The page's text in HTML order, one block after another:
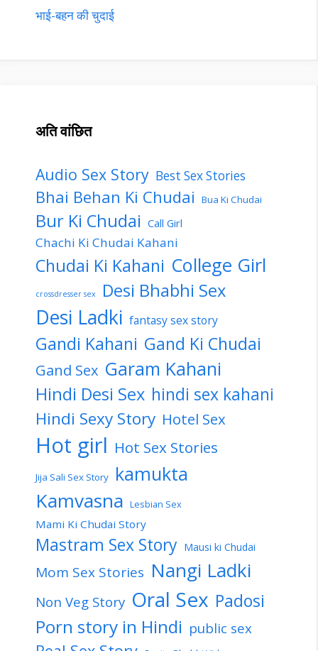
भाई-बहन की चुदाई
अति वांछित
Audio Sex Story Best Sex Stories
Bhai Behan Ki Chudai Bua Ki Chudai
Bur Ki Chudai Call Girl
Chachi Ki Chudai Kahani
Chudai Ki Kahani College Girl
crossdresser sex Desi Bhabhi Sex
Desi Ladki fantasy sex story
Gandi Kahani Gand Ki Chudai
Gand Sex Garam Kahani
Hindi Desi Sex hindi sex kahani
Hindi Sexy Story Hotel Sex
Hot girl Hot Sex Stories
Jija Sali Sex Story kamukta
Kamvasna Lesbian Sex
Mami Ki Chudai Story
Mastram Sex Story Mausi ki Chudai
Mom Sex Stories Nangi Ladki
Non Veg Story Oral Sex Padosi
Porn story in Hindi public sex